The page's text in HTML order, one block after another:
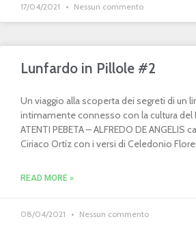
17/04/2021 Nessun commento
Lunfardo in Pillole #2
Un viaggio alla scoperta dei segreti di un
intimamente connesso con la cultura del
ATENTI PEBETA – ALFREDO DE ANGELIS
Ciriaco Ortíz con i versi di Celedonio
READ MORE »
08/04/2021 Nessun commento